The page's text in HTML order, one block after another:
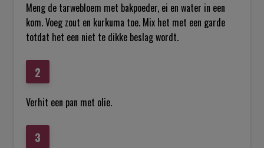
Meng de tarwebloem met bakpoeder, ei en water in een
kom. Voeg zout en kurkuma toe. Mix het met een garde
totdat het een niet te dikke beslag wordt.
Verhit een pan met olie.